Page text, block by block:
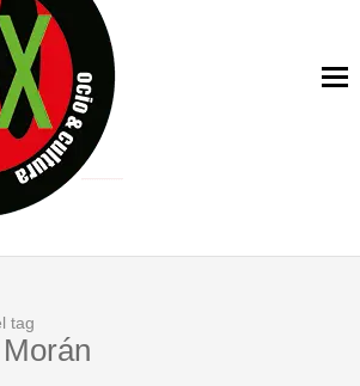
PRESENTA EN EXVITA [RELATIVA
EN EXVITA INTERPRETANDO A SERRAT
[CURSO DE ARMONÍA PERSECUTORIA]
SARE NOS EXPLICA [DESCASADA]
«NO TENGO PUTOS SUEÑOS»
tag